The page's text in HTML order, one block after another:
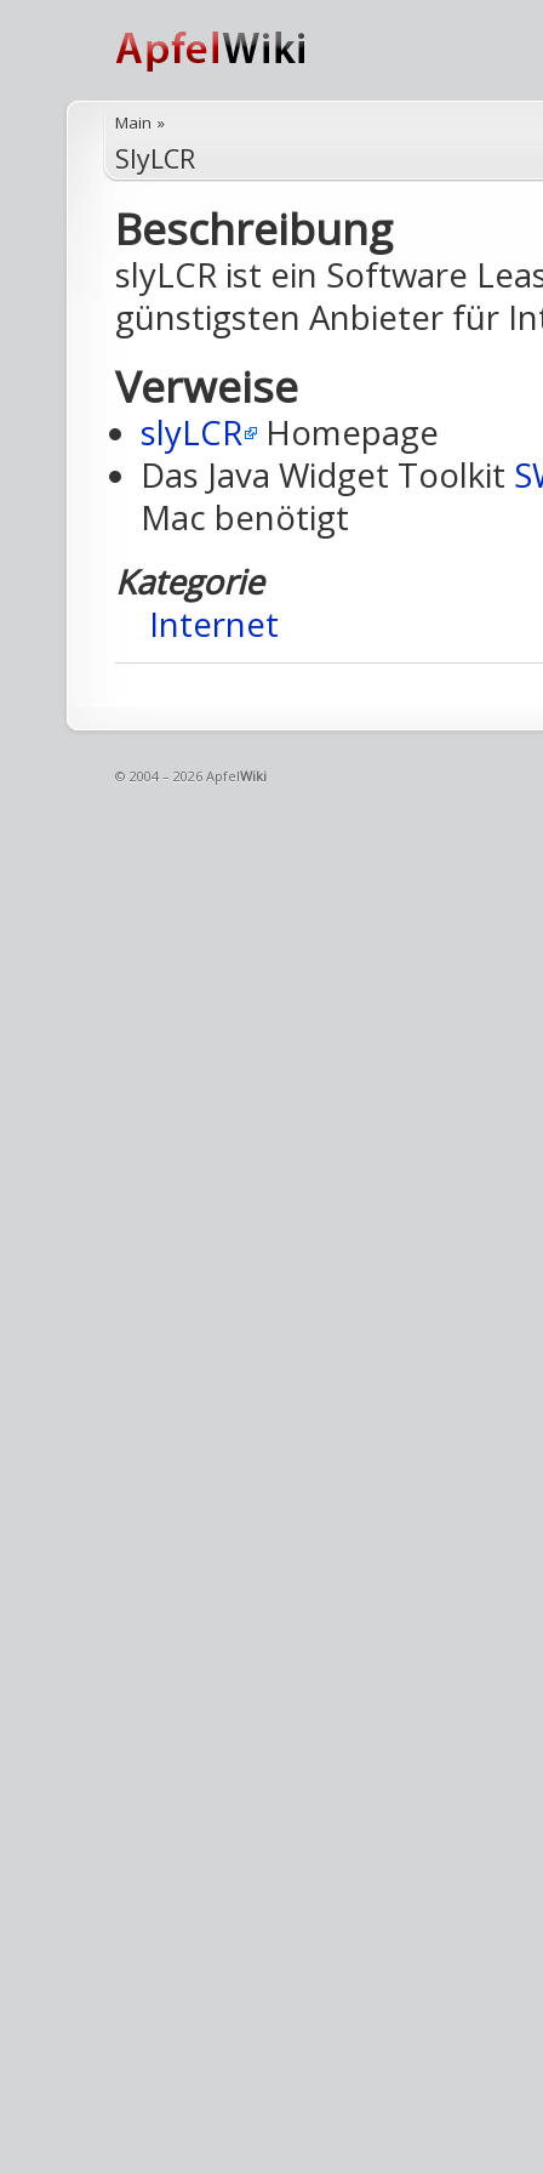
Main »
SlyLCR
Beschreibung
slyLCR ist ein Software
günstigsten Anbieter für
Verweise
slyLCR Homepage
Das Java Widget Toolkit
Mac benötigt
Kategorie
Internet
© 2004 – 2026 ApfelWiki